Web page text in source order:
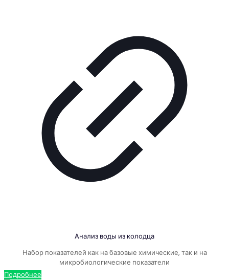
Анализ воды из колодца
Набор показателей как на базовые химические, так и на
микробиологические показатели
Подробнее